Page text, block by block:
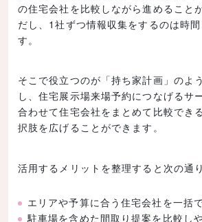
の住宅会社を比較しながら進めること
だし、1社ずつ情報収集をするのは時
す。
そこで役立つのが「持ち家計画」のよ
し、住宅展示場来場予約につなげるサ
合わせて住宅会社をまとめて比較でき
択肢を広げることができます。
活用するメリットを整理すると次の通り
エリアや予算に合う住宅会社を一括
駐車場を含めた間取り提案を比較し